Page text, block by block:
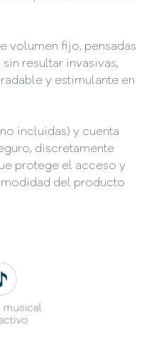
volumen fijo, pensadas
resultar invasivas,
y estimulante en
incluidas) y cuenta
discretamente
protege el acceso y
del producto